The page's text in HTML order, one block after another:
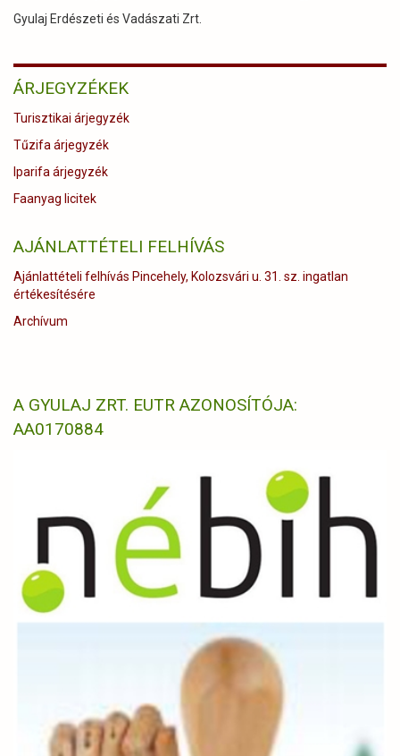
Gyulaj Erdészeti és Vadászati Zrt.
ÁRJEGYZÉKEK
Turisztikai árjegyzék
Tűzifa árjegyzék
Iparifa árjegyzék
Faanyag licitek
AJÁNLATTÉTELI FELHÍVÁS
Ajánlattételi felhívás Pincehely, Kolozsvári u. 31. sz. ingatlan
értékesítésére
Archívum
A GYULAJ ZRT. EUTR AZONOSÍTÓJA:
AA0170884